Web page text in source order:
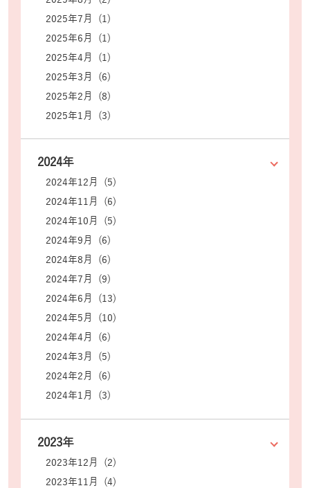
2025年7月 (1)
2025年6月 (1)
2025年4月 (1)
2025年3月 (6)
2025年2月 (8)
2025年1月 (3)
2024年
2024年12月 (5)
2024年11月 (6)
2024年10月 (5)
2024年9月 (6)
2024年8月 (6)
2024年7月 (9)
2024年6月 (13)
2024年5月 (10)
2024年4月 (6)
2024年3月 (5)
2024年2月 (6)
2024年1月 (3)
2023年
2023年12月 (2)
2023年11月 (4)